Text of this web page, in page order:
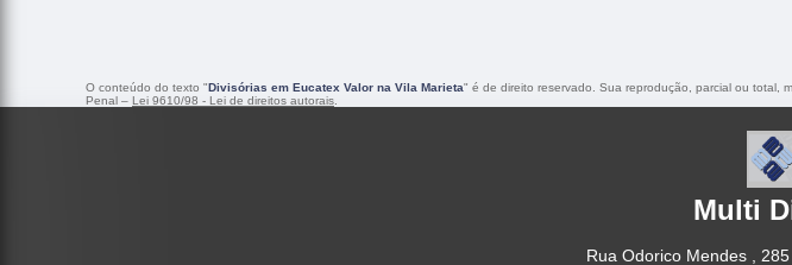
O conteúdo do texto "Divisórias em Eucatex Valor na Vila Marieta" é de direito reservado. Sua reprodução, parcial ou total,
Penal – Lei 9610/98 - Lei de direitos autorais
Multi
Rua Odorico Mendes ,